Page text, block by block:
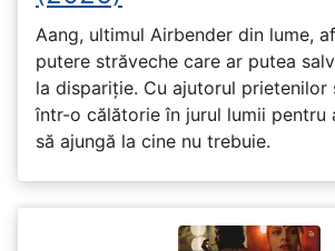
Aang, ultimul Airbender din lume,
putere străveche care ar putea
la dispariție. Cu ajutorul prietenilor
într-o călătorie în jurul lumii pentru
să ajungă la cine nu trebuie.